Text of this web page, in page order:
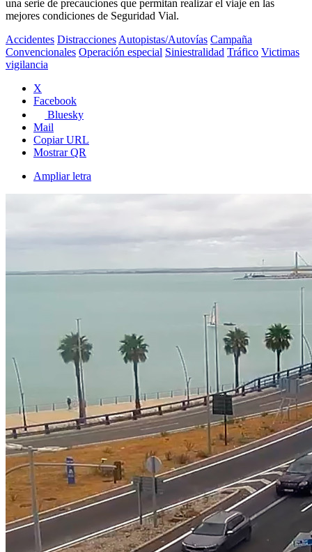
una serie de precauciones que permitan realizar el viaje en las
mejores condiciones de Seguridad Vial.
Accidentes Distracciones Autopistas/Autovías Campaña
Convencionales Operación especial Siniestralidad Tráfico Victimas
vigilancia
X
Facebook
Bluesky
Mail
Copiar URL
Mostrar QR
Ampliar letra